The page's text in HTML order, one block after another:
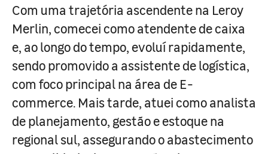
Com uma trajetória ascendente na Leroy
Merlin, comecei como atendente de caixa
e, ao longo do tempo, evoluí rapidamente,
sendo promovido a assistente de logística,
com foco principal na área de E-
commerce. Mais tarde, atuei como analista
de planejamento, gestão e estoque na
regional sul, assegurando o abastecimento